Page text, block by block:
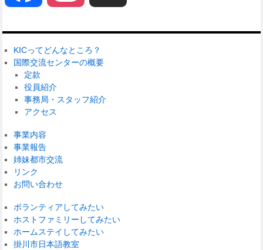
KICってどんなところ？
国際交流センターの概要
定款
役員紹介
事務局・スタッフ紹介
アクセス
事業内容
事業報告
姉妹都市交流
リンク
お問い合わせ
ボランティアしてみたい
ホストファミリーしてみたい
ホームステイしてみたい
掛川市日本語教室